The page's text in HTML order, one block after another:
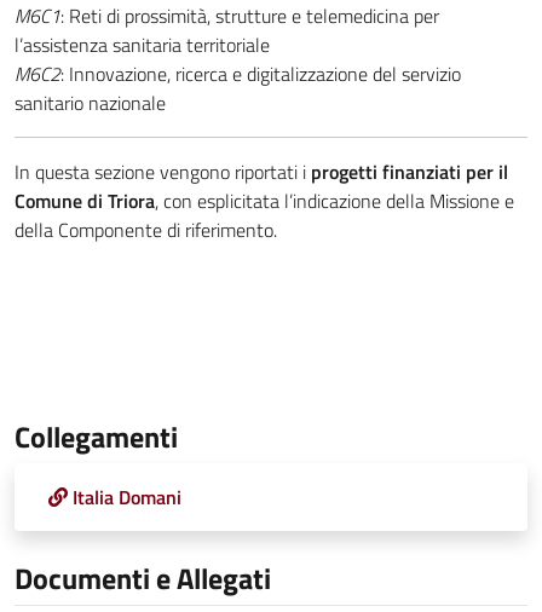
M6C1: Reti di prossimità, strutture e telemedicina per
l’assistenza sanitaria territoriale
M6C2: Innovazione, ricerca e digitalizzazione del servizio
sanitario nazionale
In questa sezione vengono riportati i progetti finanziati per il
Comune di Triora, con esplicitata l’indicazione della Missione e
della Componente di riferimento.
Collegamenti
Italia Domani
Documenti e Allegati